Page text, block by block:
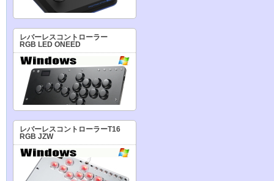
レバーレスコントローラー
RGB LED ONEED
レバーレスコントローラーT16
RGB JZW